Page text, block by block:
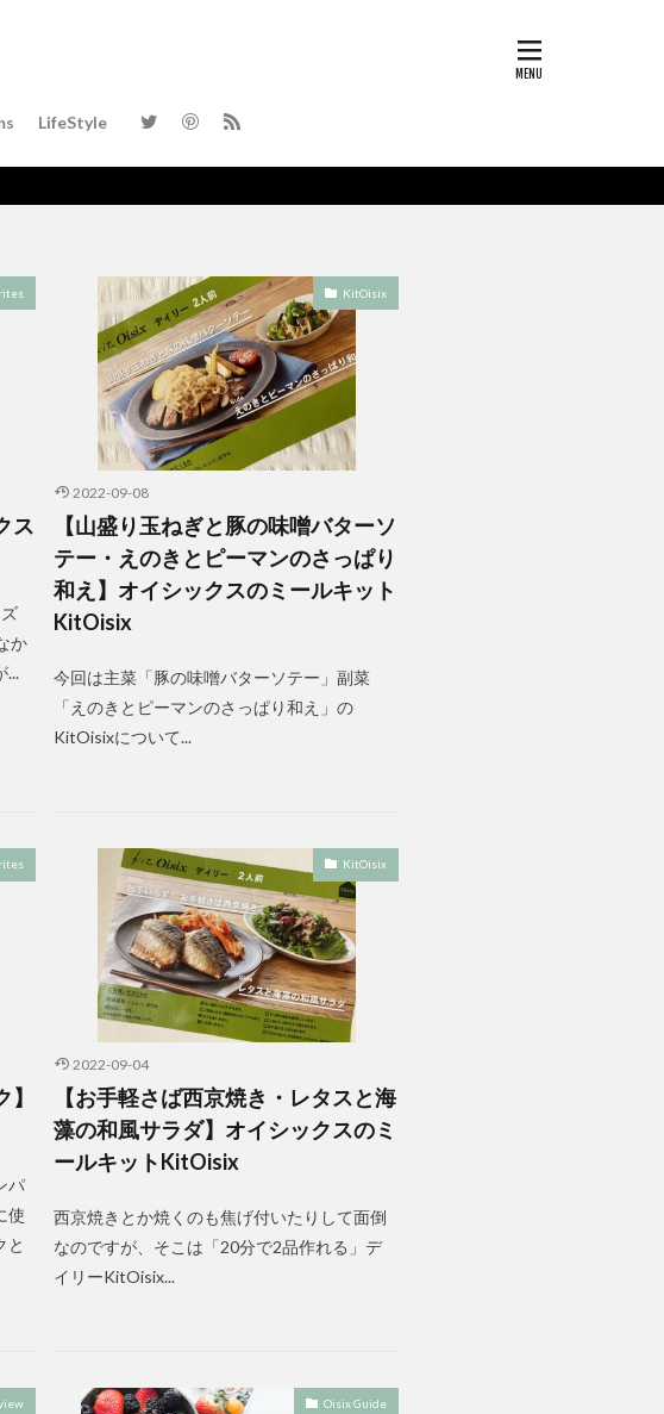
LifeStyle
ス
か
...
KitOisix
2022-09-08
【山盛り玉ねぎと豚の味噌バターソ
テー・えのきとピーマンのさっぱり
和え】オイシックスのミールキット
KitOisix
今回は主菜「豚の味噌バターソテー」副菜
「えのきとピーマンのさっぱり和え」の
KitOisixについて...
パ
使
と
KitOisix
2022-09-04
【お手軽さば西京焼き・レタスと海
藻の和風サラダ】オイシックスのミ
ールキットKitOisix
西京焼きとか焼くのも焦げ付いたりして面倒
なのですが、そこは「20分で2品作れる」デ
イリーKitOisix...
Oisix Guide